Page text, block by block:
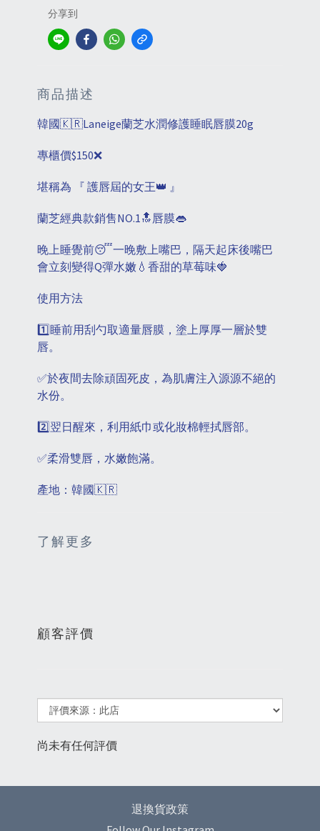
分享到
商品描述
韓國🇰🇷Laneige蘭芝水潤修護睡眠唇膜20g
專櫃價$150❌
堪稱為 『 護唇屆的女王👑 』
蘭芝經典款銷售NO.1🔝唇膜👄
晚上睡覺前😴一晚敷上嘴巴，隔天起床後嘴巴
會立刻變得Q彈水嫩💧香甜的草莓味🍓
使用方法
1️⃣睡前用刮勺取適量唇膜，塗上厚厚一層於雙
唇。
✅於夜間去除頑固死皮，為肌膚注入源源不絕的
水份。
2️⃣翌日醒來，利用紙巾或化妝棉輕拭唇部。
✅柔滑雙唇，水嫩飽滿。
產地：韓國🇰🇷
了解更多
顧客評價
尚未有任何評價
退換貨政策